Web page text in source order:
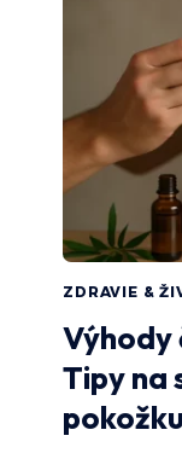
ZDRAVIE &
Výhody
Tipy na